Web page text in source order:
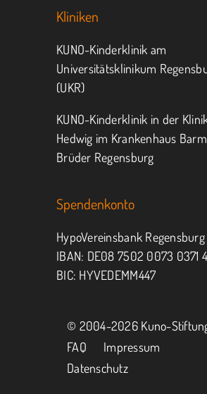
Kliniken
KUNO-Kinderklinik am
Universitätsklinikum
(UKR)
KUNO-Kinderklinik in der
Hedwig im Krankenhaus
Brüder Regensburg
Spendenkonto
HypoVereinsbank Regensburg
IBAN: DE08 7502 0073 0371
BIC: HYVEDEMM447
© 2004-2026 Kuno-
FAQ
Impressum
Datenschutz